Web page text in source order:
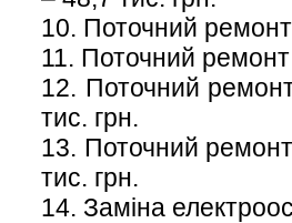
10. Поточний
11. Поточний ремонт
12. Поточний
тис. грн.
13. Поточний ремонт
тис. грн.
14. Заміна